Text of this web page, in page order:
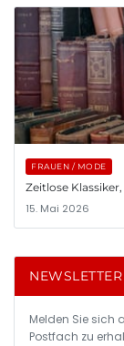
FRAUEN / MODE
Zeitlose
15. Mai 2026
NEWSLETTER
Melden Sie sich
Postfach zu